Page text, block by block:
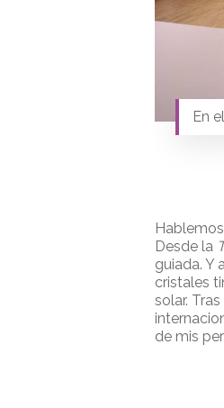
En
Desde la
guiada. Y
cristales
solar.
de mis